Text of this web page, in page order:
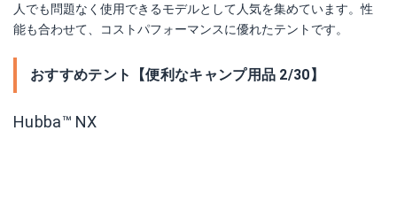
人でも問題なく使用できるモデルとして人気を集めています。性
能も合わせて、コストパフォーマンスに優れたテントです。
おすすめテント【便利なキャンプ用品 2/30】
Hubba™ NX